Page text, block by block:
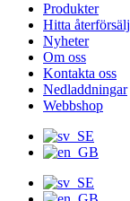
Produkter
Hitta
Nyheter
Om oss
Kontakta oss
Nedladdningar
Webbshop